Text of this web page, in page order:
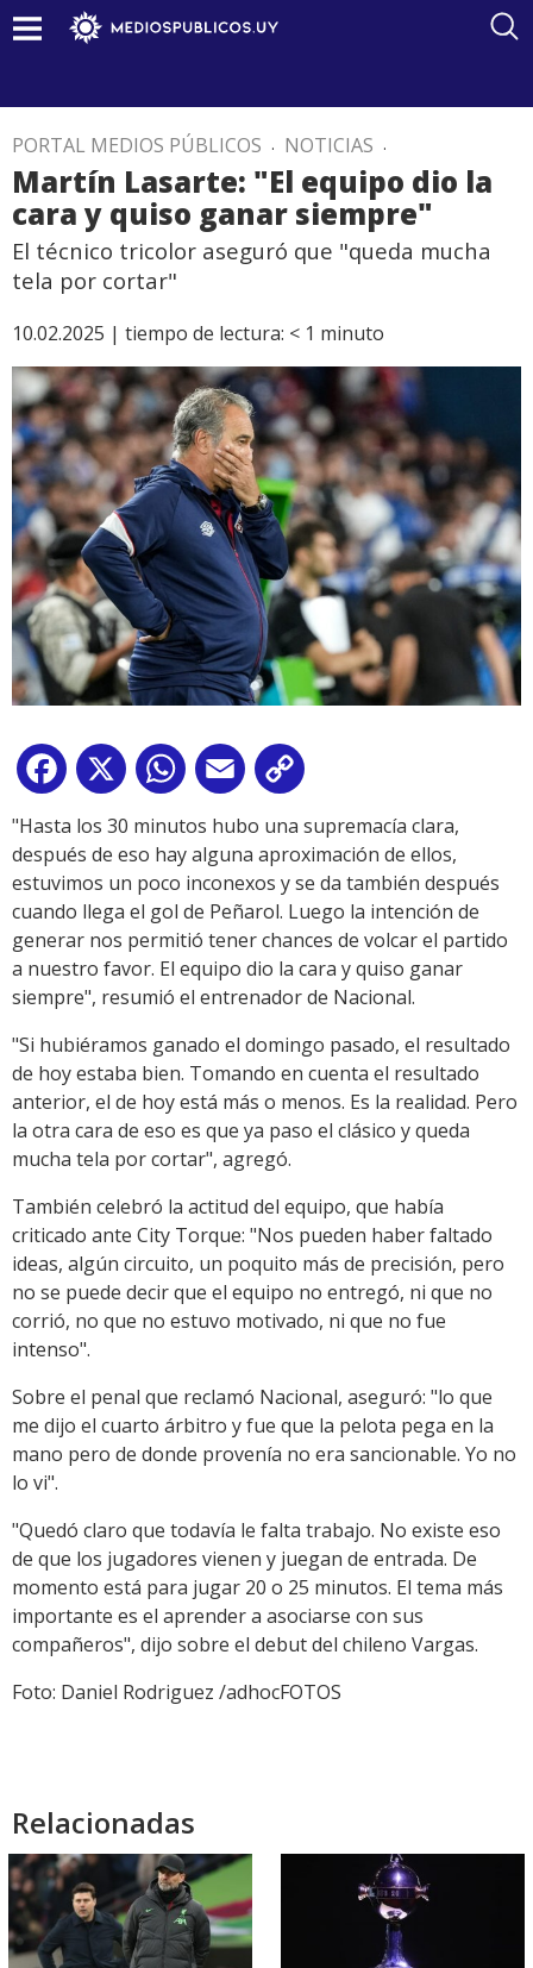
PORTAL MEDIOS PÚBLICOS . NOTICIAS .
Martín Lasarte: "El equipo dio la
cara y quiso ganar siempre"
El técnico tricolor aseguró que "queda mucha
tela por cortar"
10.02.2025 | tiempo de lectura: < 1 minuto
Facebook
X WhatsApp
Email
Link
"Hasta los 30 minutos hubo una supremacía clara,
después de eso hay alguna aproximación de ellos,
estuvimos un poco inconexos y se da también después
cuando llega el gol de Peñarol. Luego la intención de
generar nos permitió tener chances de volcar el partido
a nuestro favor. El equipo dio la cara y quiso ganar
siempre", resumió el entrenador de Nacional.
"Si hubiéramos ganado el domingo pasado, el resultado
de hoy estaba bien. Tomando en cuenta el resultado
anterior, el de hoy está más o menos. Es la realidad. Pero
la otra cara de eso es que ya paso el clásico y queda
mucha tela por cortar", agregó.
También celebró la actitud del equipo, que había
criticado ante City Torque: "Nos pueden haber faltado
ideas, algún circuito, un poquito más de precisión, pero
no se puede decir que el equipo no entregó, ni que no
corrió, no que no estuvo motivado, ni que no fue
intenso".
Sobre el penal que reclamó Nacional, aseguró: "lo que
me dijo el cuarto árbitro y fue que la pelota pega en la
mano pero de donde provenía no era sancionable. Yo no
lo vi".
"Quedó claro que todavía le falta trabajo. No existe eso
de que los jugadores vienen y juegan de entrada. De
momento está para jugar 20 o 25 minutos. El tema más
importante es el aprender a asociarse con sus
compañeros", dijo sobre el debut del chileno Vargas.
Foto: Daniel Rodriguez /adhocFOTOS
Relacionadas